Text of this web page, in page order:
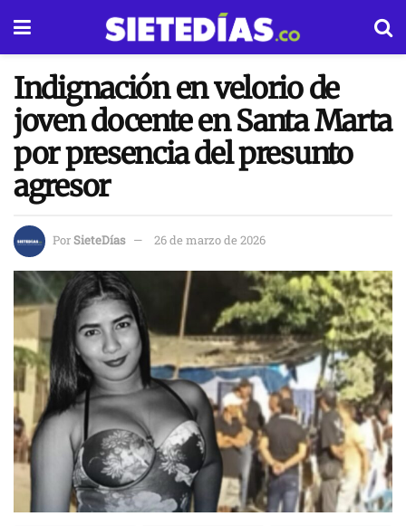
Indignación en velorio de
joven docente en Santa Marta
por presencia del presunto
agresor
PorSieteDías 26 de marzo de 2026